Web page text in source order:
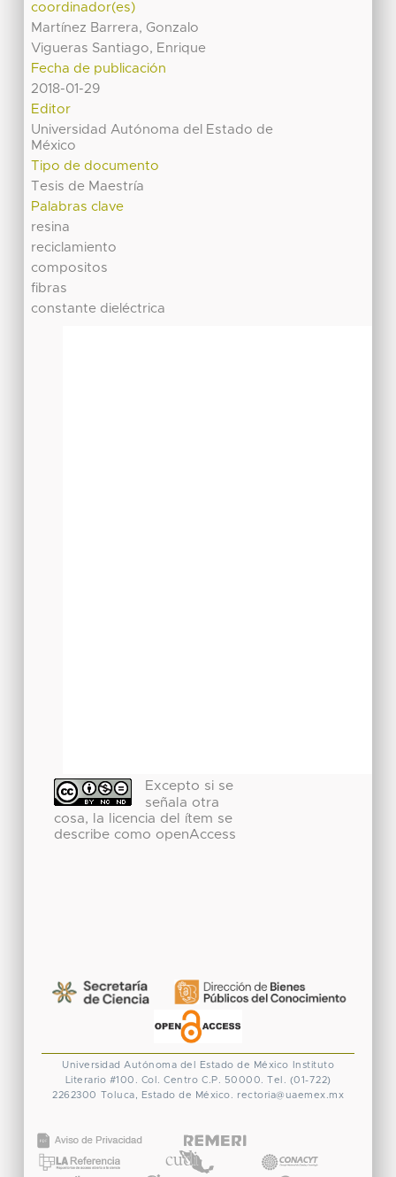
coordinador(es)
Martínez Barrera, Gonzalo
Vigueras Santiago, Enrique
Fecha de publicación
2018-01-29
Editor
Universidad Autónoma del Estado de
México
Tipo de documento
Tesis de Maestría
Palabras clave
resina
reciclamiento
compositos
fibras
constante dieléctrica
Excepto si se
señala otra
cosa, la licencia del ítem se
describe como openAccess
Universidad Autónoma del Estado de México
Instituto
Literario #100. Col. Centro C.P. 50000. Tel. (01-722)
2262300 Toluca, Estado de México. rectoria@uaemex.mx